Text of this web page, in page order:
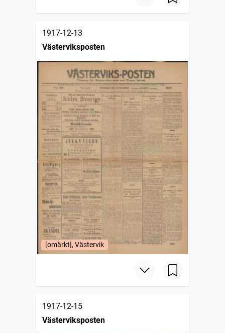
1917-12-13
Västerviksposten
[omärkt], Västervik
1917-12-15
Västerviksposten